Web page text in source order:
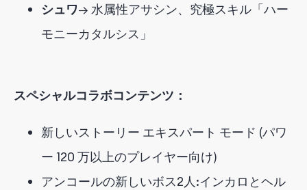
シュワ→ 水属性アサシン、究極スキル「ハー
モニーカタルシス」
スペシャルコラボコンテンツ：
新しいストーリー エキスパート モード (パワ
ー 120 万以上のプレイヤー向け)
アンコールの新しいボス2人:インカロとヘル